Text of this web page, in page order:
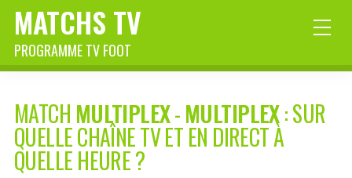
MATCHS TV
PROGRAMME TV FOOT
MATCH MULTIPLEX-MULTIPLEX: SUR
QUELLE CHAÎNE TV ET EN DIRECT À
QUELLE HEURE ?